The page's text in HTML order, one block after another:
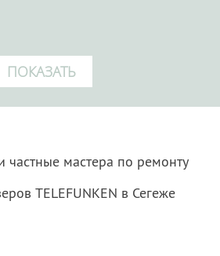
частные мастера по ремонту
TELEFUNKEN в Сегеже